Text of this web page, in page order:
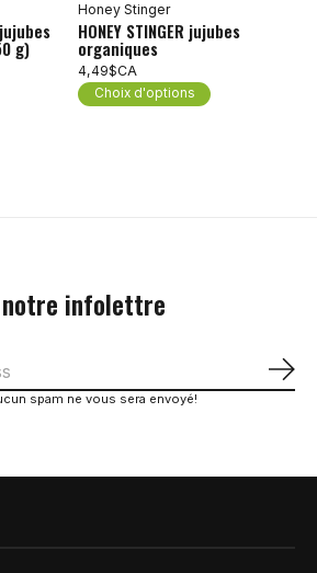
g)
Honey Stinger
HONEY STINGER jujubes
organiques
4,49$CA
Choix d'options
notre infolettre
spam ne vous sera envoyé!